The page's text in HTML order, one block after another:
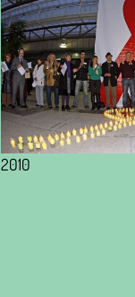
2010